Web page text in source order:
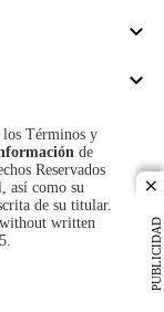
PUBLICIDAD
los Términos y
de
Reservados
así como su
de su titular.
written